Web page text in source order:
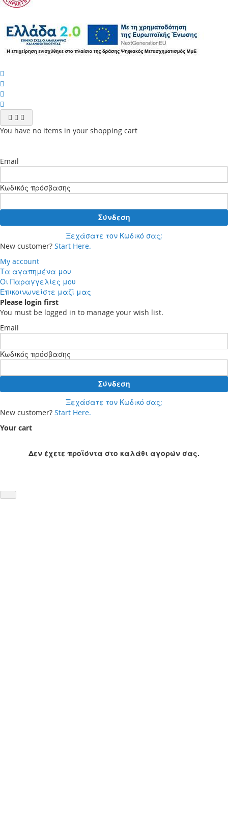
You have no items in your shopping cart
Email
Κωδικός πρόσβασης
Σύνδεση
Ξεχάσατε τον Κωδικό σας;
New customer? Start Here.
My account
Τα αγαπημένα μου
Οι Παραγγελίες μου
Επικοινωνείστε μαζί μας
Please login first
You must be logged in to manage your wish list.
Email
Κωδικός πρόσβασης
Σύνδεση
Ξεχάσατε τον Κωδικό σας;
New customer? Start Here.
Your cart
Δεν έχετε προϊόντα στο καλάθι αγορών σας.